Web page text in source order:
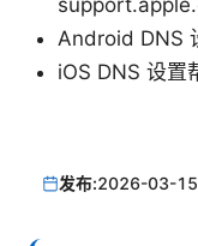
Android DNS
iOS DNS 设
发布:2026-03-15